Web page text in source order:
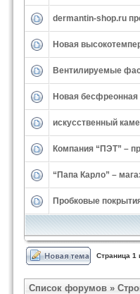
dermantin-shop.ru
Новая
Вентилируемые
Новая бесфреонная
искусственный
Компания “ПЭТ” –
“Папа Карло” –
Пробковые
Страница 1
Список форумов »